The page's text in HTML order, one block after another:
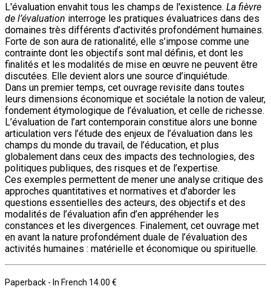
L'évaluation envahit tous les champs de l'existence. La fièvre
de l’évaluation interroge les pratiques évaluatrices dans des
domaines très différents d’activités profondément humaines.
Forte de son aura de rationalité, elle s’impose comme une
contrainte dont les objectifs sont mal définis, et dont les
finalités et les modalités de mise en œuvre ne peuvent être
discutées. Elle devient alors une source d’inquiétude.
Dans un premier temps, cet ouvrage revisite dans toutes
leurs dimensions économique et sociétale la notion de valeur,
fondement étymologique de l’évaluation, et celle de richesse.
L’évaluation de l’art contemporain constitue alors une bonne
articulation vers l’étude des enjeux de l’évaluation dans les
champs du monde du travail, de l’éducation, et plus
globalement dans ceux des impacts des technologies, des
politiques publiques, des risques et de l’expertise.
Ces exemples permettent de mener une analyse critique des
approches quantitatives et normatives et d’aborder les
questions essentielles des acteurs, des objectifs et des
modalités de l’évaluation afin d’en appréhender les
constances et les divergences. Finalement, cet ouvrage met
en avant la nature profondément duale de l’évaluation des
activités humaines : matérielle et économique ou spirituelle.
Paperback - In French 14.00 €